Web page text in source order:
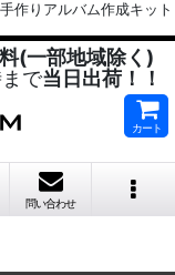
作りアルバム作成キット
(一部地域除く)
で当日出荷！！
カート
問い合わせ